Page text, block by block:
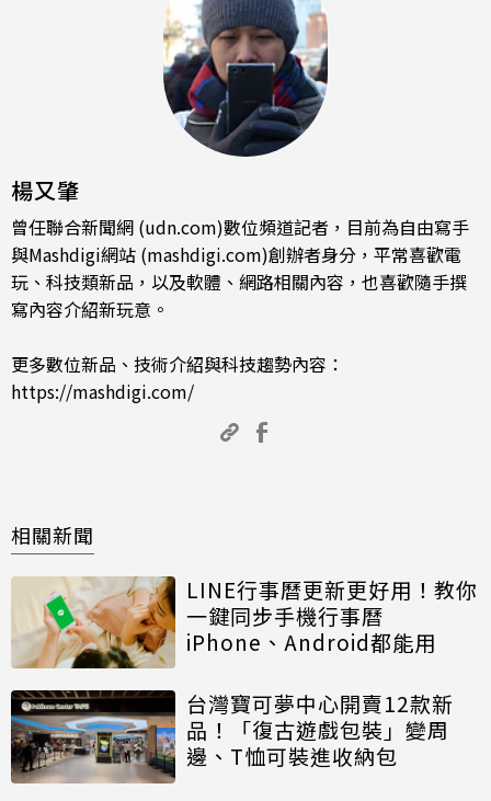
楊又肇
曾任聯合新聞網 (udn.com)數位頻道記者，目前為自由寫手
與Mashdigi網站 (mashdigi.com)創辦者身分，平常喜歡電
玩、科技類新品，以及軟體、網路相關內容，也喜歡隨手撰
寫內容介紹新玩意。
更多數位新品、技術介紹與科技趨勢內容：
https://mashdigi.com/
相關新聞
LINE行事曆更新更好用！教你
一鍵同步手機行事曆
iPhone、Android都能用
台灣寶可夢中心開賣12款新
品！「復古遊戲包裝」變周
邊、T恤可裝進收納包